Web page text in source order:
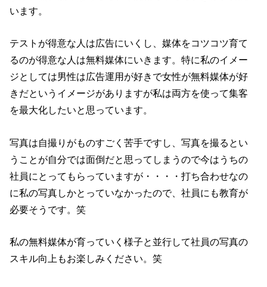
います。
テストが得意な人は広告にいくし、媒体をコツコツ育て
るのが得意な人は無料媒体にいきます。特に私のイメー
ジとしては男性は広告運用が好きで女性が無料媒体が好
きだというイメージがありますが私は両方を使って集客
を最大化したいと思っています。
写真は自撮りがものすごく苦手ですし、写真を撮るとい
うことが自分では面倒だと思ってしまうので今はうちの
社員にとってもらっていますが・・・・打ち合わせなの
に私の写真しかとっていなかったので、社員にも教育が
必要そうです。笑
私の無料媒体が育っていく様子と並行して社員の写真の
スキル向上もお楽しみください。笑